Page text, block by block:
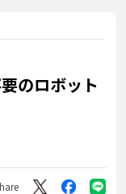
のロボット